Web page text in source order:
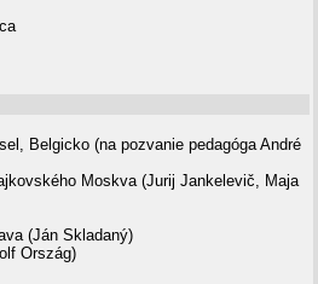
Belgicko (na pozvanie pedagóga André
Moskva (Jurij Jankelevič, Maja
(Ján Skladaný)
Ország)